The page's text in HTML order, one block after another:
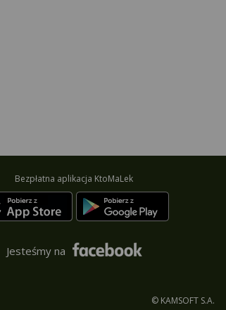
Bezpłatna aplikacja KtoMaLek
Jesteśmy na
© KAMSOFT S.A.